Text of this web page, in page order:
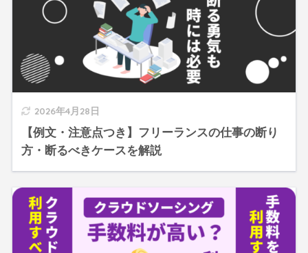
2026年4月28日
【例文・注意点つき】フリーランスの仕事の断り
方・断るべきケースを解説